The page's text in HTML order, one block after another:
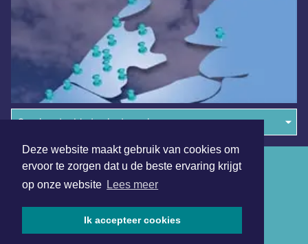
Deze website maakt gebruik van cookies om
ervoor te zorgen dat u de beste ervaring krijgt
op onze website Lees meer
Ik accepteer cookies
Overige dagbladen in de regio
Algemene voorwaarden
Disclaimer